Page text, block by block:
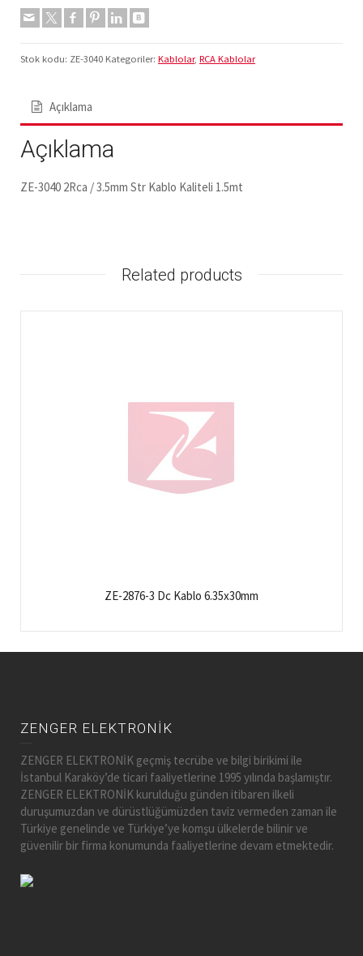
Stok kodu: ZE-3040 Kategoriler: Kablolar, RCA Kablolar
Açıklama
Açıklama
ZE-3040 2Rca / 3.5mm Str Kablo Kaliteli 1.5mt
Related products
ZE-2876-3 Dc Kablo 6.35x30mm
ZENGER ELEKTRONİK
ZENGER ELEKTRONİK geçmiş tecrübe ve bilgi birikimi ile
İstanbul Karaköy’de ticari faaliyetlerine 1995 yılında başlamıştır.
ZENGER ELEKTRONİK kurulduğu günden itibaren ilkeli
duruşumuzdan ve dürüstlüğümüzden taviz vermeden zaman ile
Türkiye genelinde ve Türkiye’ye komşu ülkelerde bilinir ve
güvenilir bir firma konumunda faaliyetlerine devam etmektedir.